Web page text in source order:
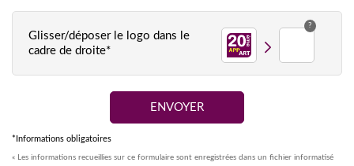
Glisser/déposer le logo dans le
cadre de droite*
?
*Informations obligatoires
« Les informations recueillies sur ce formulaire sont enregistrées dans un fichier informatisé